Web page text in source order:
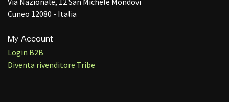
Cuneo 12080 - Italia
My Account
Login B2B
Diventa rivenditore Tribe